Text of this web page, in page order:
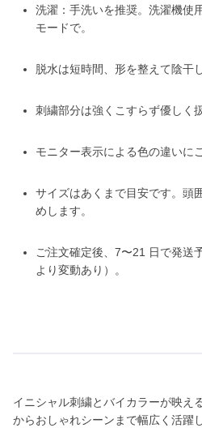
洗濯：手洗いを推奨。洗濯機使
モードで。
脱水は短時間、形を整えて陰干
刺繍部分は強くこすらず優しく
モニター表示による色の違いに
サイズはあくまで目安です。頭
めします。
ご注文確定後、7〜21 日で発送
より変動あり）。
イニシャル刺繍とバイカラーが映え
からおしゃれシーンまで幅広く活躍